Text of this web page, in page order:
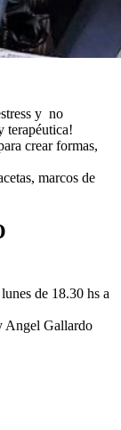
y no
terapéutica!
crear formas,
marcos de
de 18.30 hs a
Angel Gallardo